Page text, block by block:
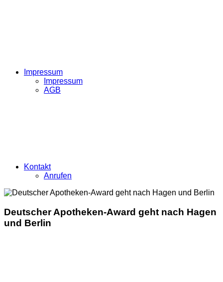
Impressum
Impressum
AGB
Kontakt
Anrufen
Deutscher Apotheken-Award geht nach Hagen
und Berlin